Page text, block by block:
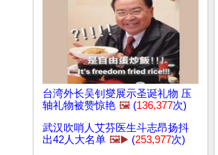
台湾外长吴钊燮展示圣诞礼物 压
轴礼物被赞惊艳 🖼️ (136,377次)
武汉吹哨人艾芬医生斗志昂扬抖
出42人大名单 🖼️▶️ (253,977次)